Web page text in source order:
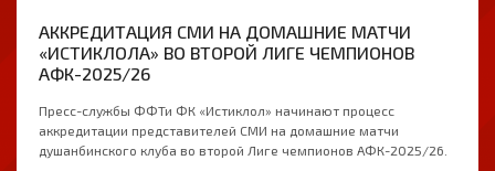
АККРЕДИТАЦИЯ СМИ НА ДОМАШНИЕ МАТЧИ
«ИСТИКЛОЛА» ВО ВТОРОЙ ЛИГЕ ЧЕМПИОНОВ
АФК-2025/26
Пресс-службы ФФТи ФК «Истиклол» начинают процесс
аккредитации представителей СМИ на домашние матчи
душанбинского клуба во второй Лиге чемпионов АФК-2025/26.